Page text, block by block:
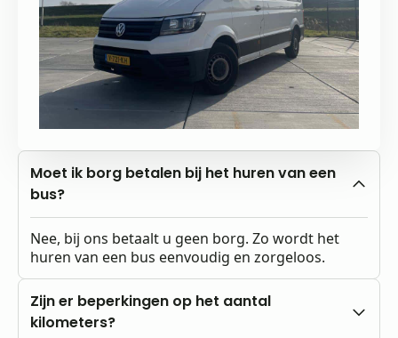
Moet ik borg betalen bij het huren van een
bus?
Nee, bij ons betaalt u geen borg. Zo wordt het
huren van een bus eenvoudig en zorgeloos.
Zijn er beperkingen op het aantal
kilometers?